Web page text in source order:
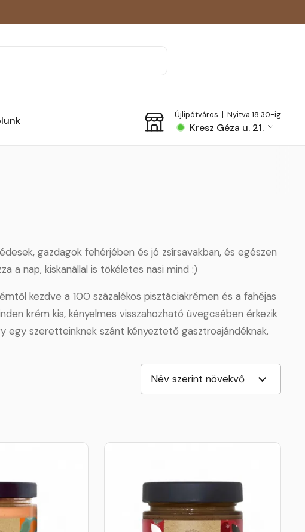
Újlipótváros | Nyitva 18:30-ig
Kresz Géza u. 21.
gazdagok fehérjében és jó zsírsavakban, és egészen
a nap, kiskanállal is tökéletes nasi mind :)
kezdve a 100 százalékos pisztáciakrémen és a fahéjas
krém kis, kényelmes visszahozható üvegcsében érkezik
egy szeretteinknek szánt kényeztető gasztroajándéknak.